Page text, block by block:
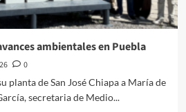
ambientales en Puebla
0
planta de San José Chiapa a María de
secretaria de Medio...